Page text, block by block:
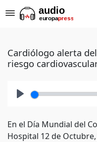
Cardiólogo alerta
riesgo
En el Día Mundial del
Hospital 12 de